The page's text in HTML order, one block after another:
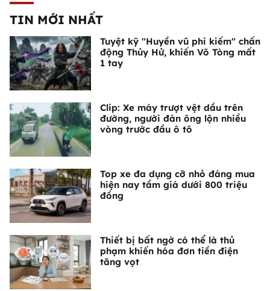
TIN MỚI NHẤT
Tuyệt kỹ "Huyền vũ phi kiếm" chấn
động Thủy Hử, khiến Võ Tòng mất
1 tay
Clip: Xe máy trượt vệt dầu trên
đường, người đàn ông lộn nhiều
vòng trước đầu ô tô
Top xe đa dụng cỡ nhỏ đáng mua
hiện nay tầm giá dưới 800 triệu
đồng
Thiết bị bất ngờ có thể là thủ
phạm khiến hóa đơn tiền điện
tăng vọt